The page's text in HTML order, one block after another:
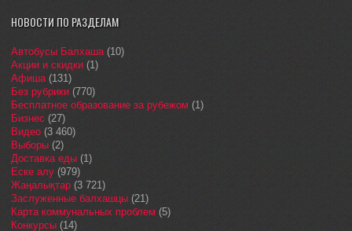
НОВОСТИ ПО РАЗДЕЛАМ
Автобусы Балхаша(10)
Акции и скидки (1)
Афиша(131)
Без рубрики (770)
Бесплатное образование за рубежом (1)
Бизнес (27)
Видео (3 460)
Выборы (2)
Доставка еды (1)
Еске алу (979)
Жаңалықтар (3 721)
Заслуженные балхашцы (21)
Карта коммунальных проблем (5)
Конкурсы (14)